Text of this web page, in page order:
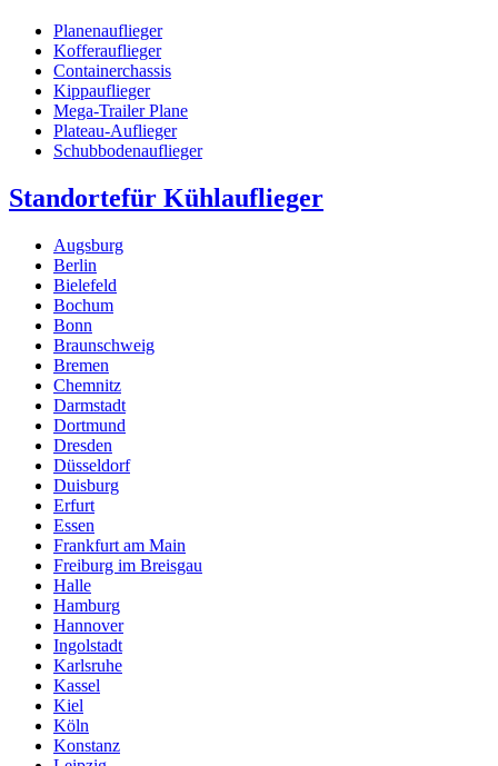
Planenauflieger
Kofferauflieger
Containerchassis
Kippauflieger
Mega-Trailer Plane
Plateau-Auflieger
Schubbodenauflieger
Standortefür Kühlauflieger
Augsburg
Berlin
Bielefeld
Bochum
Bonn
Braunschweig
Bremen
Chemnitz
Darmstadt
Dortmund
Dresden
Düsseldorf
Duisburg
Erfurt
Essen
Frankfurt am Main
Freiburg im Breisgau
Halle
Hamburg
Hannover
Ingolstadt
Karlsruhe
Kassel
Kiel
Köln
Konstanz